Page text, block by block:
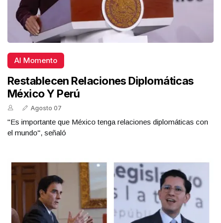
Al Momento
Restablecen Relaciones Diplomáticas
México Y Perú
Agosto 07
"Es importante que México tenga relaciones diplomáticas con
el mundo", señaló